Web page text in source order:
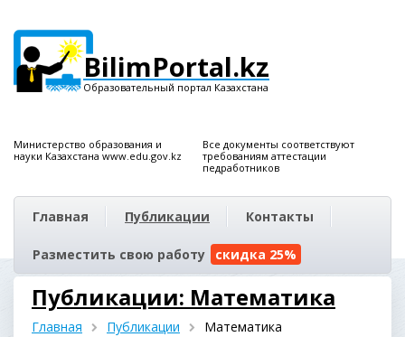
BilimPortal.kz
Образовательный портал Казахстана
Министерство образования и
науки Казахстана www.edu.gov.kz
Все документы соответствуют
требованиям аттестации
педработников
Главная Публикации Контакты
Разместить свою работу скидка 25%
Публикации: Математика
Главная Публикации Математика